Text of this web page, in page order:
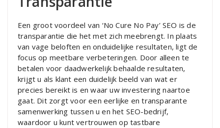
Een groot voordeel van ‘No Cure No Pay’ SEO is de
transparantie die het met zich meebrengt. In plaats
van vage beloften en onduidelijke resultaten, ligt de
focus op meetbare verbeteringen. Door alleen te
betalen voor daadwerkelijk behaalde resultaten,
krijgt u als klant een duidelijk beeld van wat er
precies bereikt is en waar uw investering naartoe
gaat. Dit zorgt voor een eerlijke en transparante
samenwerking tussen u en het SEO-bedrijf,
waardoor u kunt vertrouwen op tastbare